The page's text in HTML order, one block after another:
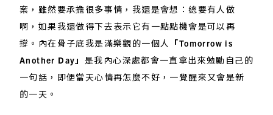
案，雖然要承擔很多事情，我還是會想：總要有人做
啊，如果我還做得下去表示它有一點點機會是可以再
撐。內在骨子底我是滿樂觀的一個人
「Tomorrow is
Another Day」 是我內心深處都會一直拿出來勉勵自己的
一句話，即便當天心情再怎麼不好，一覺醒來又會是新
的一天。